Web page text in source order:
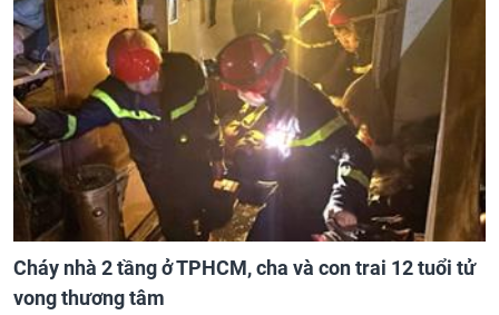
Cháy nhà 2 tầng ở TPHCM, cha và con trai 12 tuổi tử
vong thương tâm